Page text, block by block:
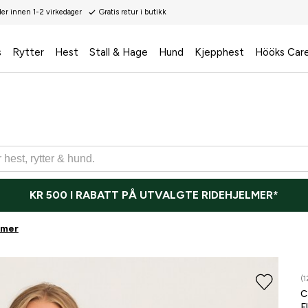
innen 1-2 virkedager Gratis retur i butikk
Rytter Hest Stall & Hage Hund Kjepphest Hööks
KR 500 I RABATT PÅ UTVALGTE RIDEHJELMER*